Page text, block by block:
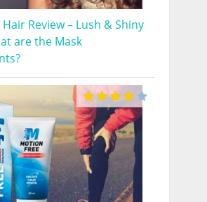
Review – Lush & Shiny
are the Mask